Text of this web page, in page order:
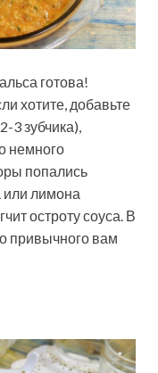
готова!
хотите, добавьте
3 зубчика),
немного
попались
или лимона
остроту соуса. В
привычного вам